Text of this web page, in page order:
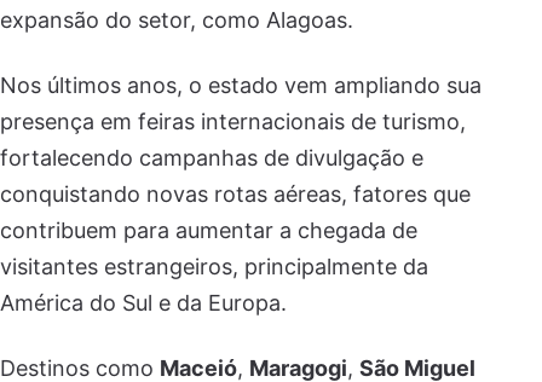
expansão do setor, como Alagoas.
Nos últimos anos, o estado vem ampliando sua
presença em feiras internacionais de turismo,
fortalecendo campanhas de divulgação e
conquistando novas rotas aéreas, fatores que
contribuem para aumentar a chegada de
visitantes estrangeiros, principalmente da
América do Sul e da Europa.
Destinos como Maceió, Maragogi, São Miguel